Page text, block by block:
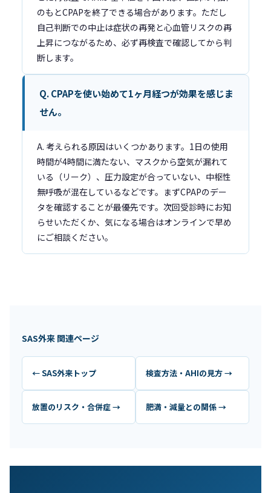
のもとCPAPを終了できる場合があります。ただし
自己判断での中止は症状の再発と心血管リスクの再
上昇につながるため、必ず再検査で確認してから判
断します。
Q. CPAPを使い始めて1ヶ月経つが効果を感じま
せん。
A. 考えられる原因はいくつかあります。1日の使用
時間が4時間に満たない、マスクから空気が漏れて
いる（リーク）、圧力設定が合っていない、中枢性
無呼吸が混在しているなどです。まずCPAPのデー
タを確認することが最優先です。次回受診時にお知
らせいただくか、気になる場合はオンラインで早め
にご相談ください。
SAS外来 関連ページ
← SAS外来トップ 検査方法・AHIの見方 →
放置のリスク・合併症 → 肥満・減量との関係 →